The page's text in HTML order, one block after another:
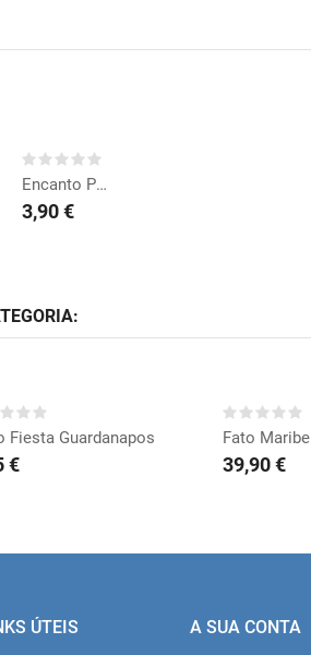
Encanto Pratos 23cm
3,90 €
Fiesta Guardanapos
€
Fato
39,90 €
ÚTEIS A SUA CONTA